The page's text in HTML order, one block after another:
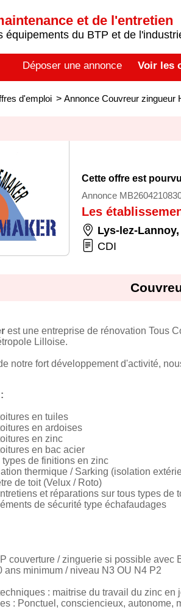
et de l'entretien
équipements du BTP et de
Déposer une annonce Voir les
d'emploi > Annonce Couvreur zingueur
Cette offre est
Annonce
Les
Lys-lez-Lannoy,
CDI
est une entreprise de rénovation Tous
Lilloise.
notre fort développement d'activité,
en tuiles
en ardoises
en zinc
en bac acier
de finitions en zinc
thermique / Sarking (isolation
de toit (Velux / Roto)
et réparations sur tous types de
de sécurité type échafaudages
couverture / zinguerie si possible avec
ans minimum / niveau N3 OU N4 P2
: maitrise du travail du zinc
: Ponctuel, consciencieux, autonome,